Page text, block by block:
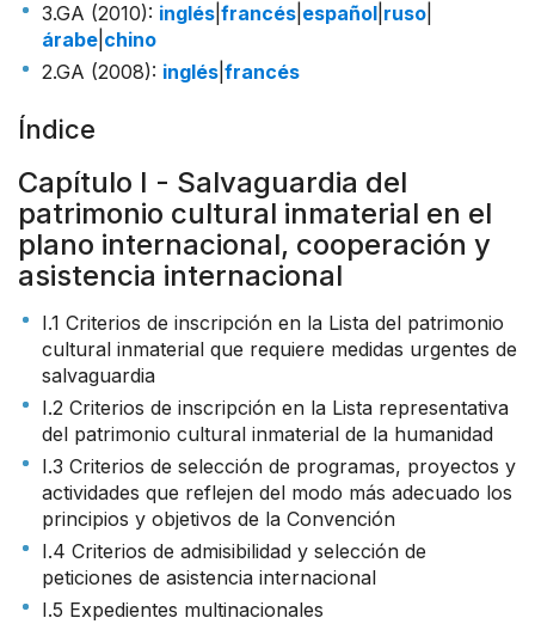
3.GA (2010): inglés francés español ruso
árabe chino
2.GA (2008): inglés francés
Índice
Capítulo I - Salvaguardia del
patrimonio cultural inmaterial en el
plano internacional, cooperación y
asistencia internacional
I.1 Criterios de inscripción en la Lista del patrimonio
cultural inmaterial que requiere medidas urgentes de
salvaguardia
I.2 Criterios de inscripción en la Lista representativa
del patrimonio cultural inmaterial de la humanidad
I.3 Criterios de selección de programas, proyectos y
actividades que reflejen del modo más adecuado los
principios y objetivos de la Convención
I.4 Criterios de admisibilidad y selección de
peticiones de asistencia internacional
I.5 Expedientes multinacionales